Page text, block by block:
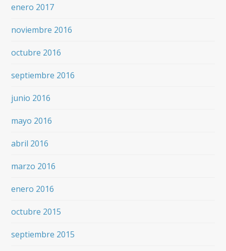
enero 2017
noviembre 2016
octubre 2016
septiembre 2016
junio 2016
mayo 2016
abril 2016
marzo 2016
enero 2016
octubre 2015
septiembre 2015